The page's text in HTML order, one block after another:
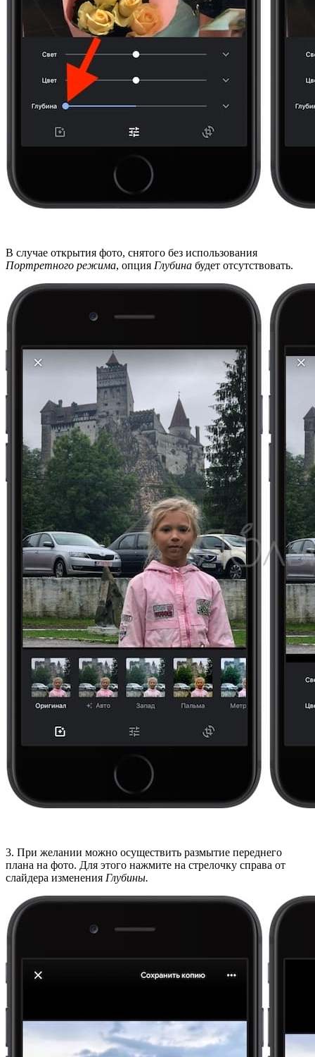
В случае открытия фото, снятого без использования
Портретного режима, опция Глубина будет отсутствовать.
3. При желании можно осуществить размытие переднего
плана на фото. Для этого нажмите на стрелочку справа от
слайдера изменения Глубины.